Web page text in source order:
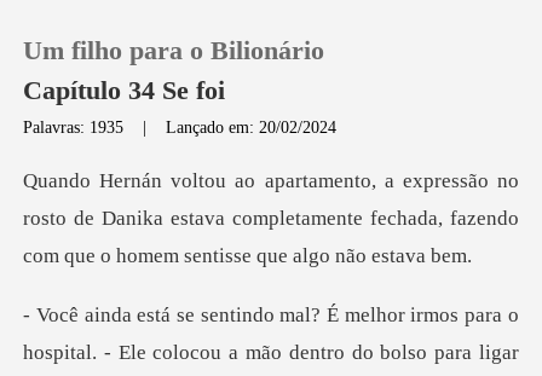
0
Histórico
Um filho para o Bilionário
Capítulo 34 Se foi
Palavras: 1935 |Lançado em: 20/02/2024
rosto de Danika estava completamente fechada, fazen
ara o
hospital. - Ele colocou a mão dentro do bolso